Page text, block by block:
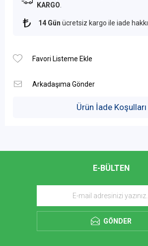
KARGO
14 Gün ücretsiz kargo ile iade hakkı.
Ürün İade Koşulları
E-BÜLTEN
GÖNDER